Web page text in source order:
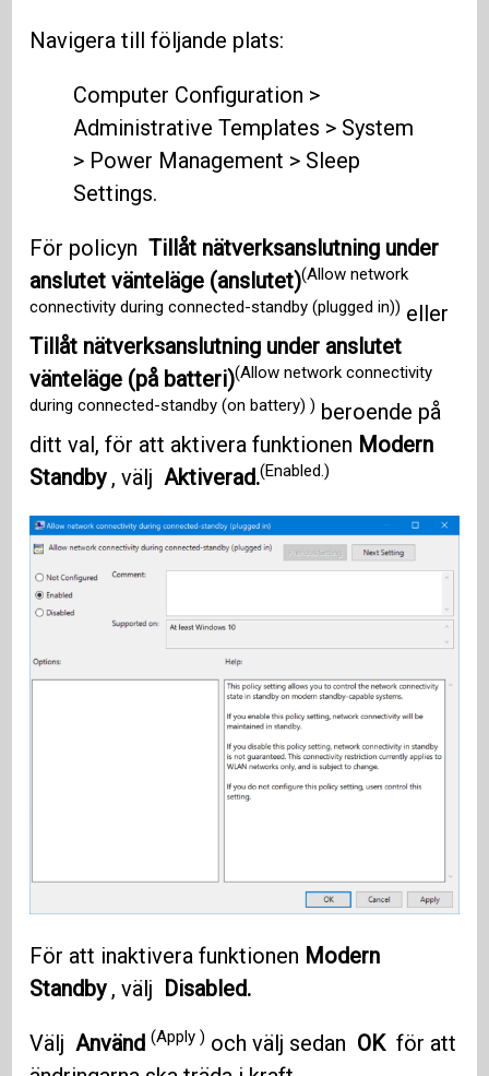
Navigera till följande plats:
Computer Configuration >
Administrative Templates > System
> Power Management > Sleep
Settings.
För policynTillåt nätverksanslutning under
anslutet vänteläge (anslutet)(Allow network
connectivity during connected-standby (plugged in)) eller
Tillåt nätverksanslutning under anslutet
vänteläge (på batteri)(Allow network connectivity
during connected-standby (on battery) ) beroende på
ditt val, för att aktivera funktionen Modern
Standby, välj Aktiverad.(Enabled.)
För att inaktivera funktionen Modern
Standby, välj Disabled.
VäljAnvänd(Apply ) och välj sedan OK för att